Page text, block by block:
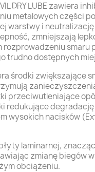
DRY LUBE zawiera
metalowych części
warstwy i neutralizację
zmniejszają
smaru
trudno dostępnych
środki zwiększające
przeciwutleniające
redukujące
wysokich nacisków
laminarnej,
zmianę biegów
obciążeniu.